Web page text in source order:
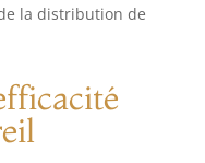
la distribution de